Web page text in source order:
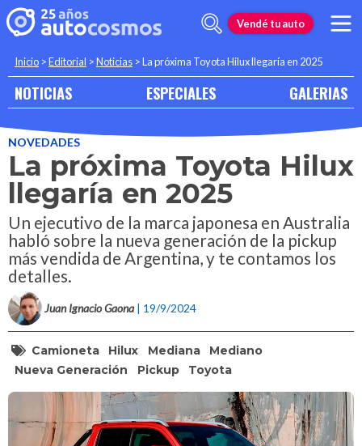
Vendé tu auto
Inicio >Editorial >Noticias >La próxima Toyota Hilux llegaría en 2025
NOTICIAS ESPECIALES GALERIAS
NOVEDADES
La próxima Toyota Hilux
llegaría en 2025
Un ejecutivo de la marca japonesa en Australia
habló sobre la nueva generación de la pickup
más vendida de Argentina, y te contamos los
detalles.
Juan Ignacio Gaona | 19/9/2024
Camioneta Hilux Mediana
Mediano
Nueva Generación
Pickup Toyota